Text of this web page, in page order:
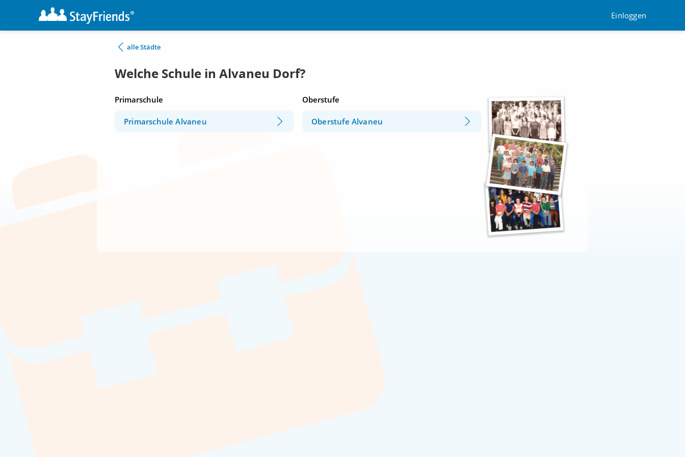
Einloggen
alle Städte
Welche Schule in Alvaneu Dorf?
Primarschule
Primarschule Alvaneu
Oberstufe
Oberstufe Alvaneu